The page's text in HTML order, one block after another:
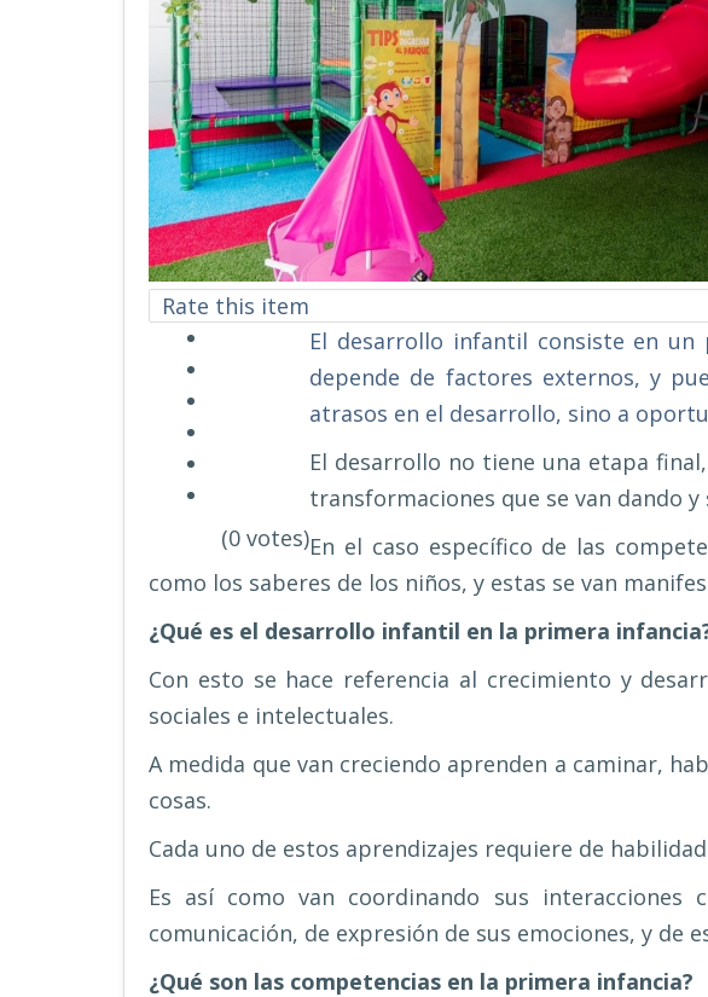
Rate this item
(0 votes)
El desarrollo infantil consiste en
depende de factores externos, y
atrasos en el desarrollo, sino a
El desarrollo no tiene una etapa
transformaciones que se van dando y
En el caso específico de las
como los saberes de los niños, y estas se van
¿Qué es el desarrollo infantil en la primera
Con esto se hace referencia al crecimiento y
sociales e intelectuales.
A medida que van creciendo aprenden a caminar,
cosas.
Cada uno de estos aprendizajes requiere de
Es así como van coordinando sus
comunicación, de expresión de sus emociones, y
¿Qué son las competencias en la primera infancia?